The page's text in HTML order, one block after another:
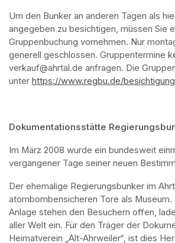
Um den Bunker an anderen Tagen als
angegeben zu besichtigen, müssen Sie
Gruppenbuchung vornehmen. Nur
generell geschlossen. Gruppentermine
verkauf@ahrtal.de anfragen. Die
unter https://www.regbu.de/
Dokumentationsstätte
Im März 2008 wurde ein bundesweit
vergangener Tage seiner neuen
Der ehemalige Regierungsbunker im
atombombensicheren Tore als
Anlage stehen den Besuchern offen,
aller Welt ein. Für den Träger der
Heimatverein „Alt-Ahrweiler“, ist dies